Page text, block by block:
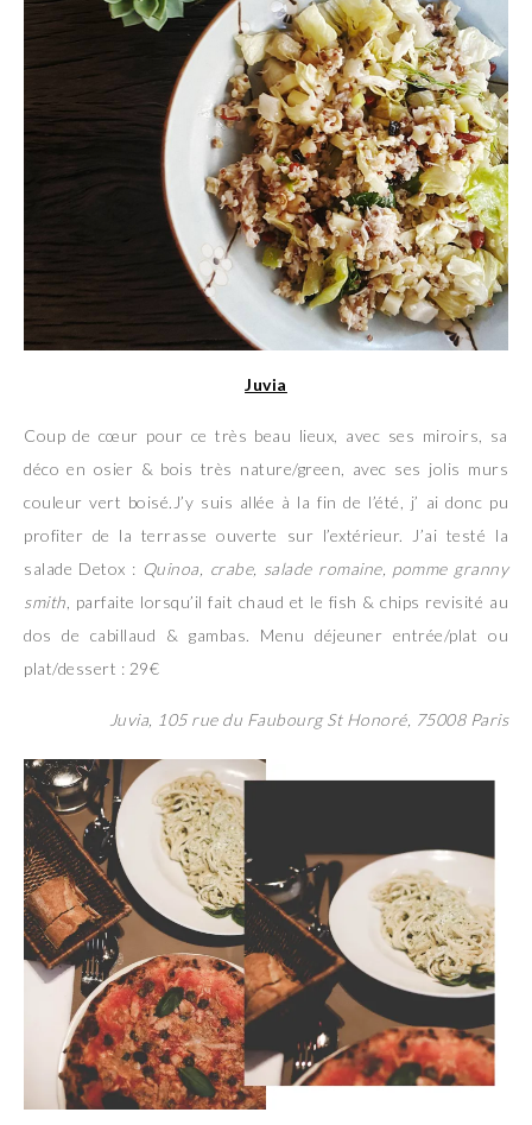
Juvia
Coup de cœur pour ce très beau lieux, avec ses miroirs, sa
déco en osier & bois très nature/green, avec ses jolis murs
couleur vert boisé.J’y suis allée à la fin de l’été, j’ ai donc pu
profiter de la terrasse ouverte sur l’extérieur. J’ai testé la
salade Detox : Quinoa, crabe, salade romaine, pomme granny
smith , parfaite lorsqu’il fait chaud et le fish & chips revisité au
dos de cabillaud & gambas. Menu déjeuner entrée/plat ou
plat/dessert : 29€
Juvia, 105 rue du Faubourg St Honoré, 75008 Paris